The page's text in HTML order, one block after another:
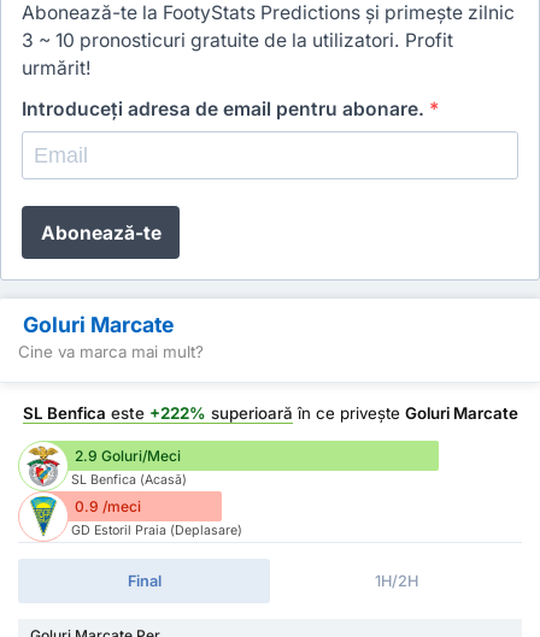
Abonează-te la FootyStats Predictions și primește zilnic
3 ~ 10 pronosticuri gratuite de la utilizatori. Profit
urmărit!
Introduceți adresa de email pentru abonare. *
Abonează-te
Goluri Marcate
Cine va marca mai mult?
SL Benfica este +222% superioară în ce privește Goluri Marcate
2.9 Goluri/Meci
SL Benfica (Acasă)
0.9 /meci
GD Estoril Praia (Deplasare)
Final 1H/2H